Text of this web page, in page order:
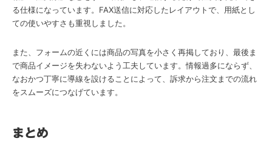
る仕様になっています。FAX送信に対応したレイアウトで、用紙とし
ての使いやすさも重視しました。
また、フォームの近くには商品の写真を小さく再掲しており、最後ま
で商品イメージを失わないよう工夫しています。情報過多にならず、
なおかつ丁寧に導線を設けることによって、訴求から注文までの流れ
をスムーズにつなげています。
まとめ